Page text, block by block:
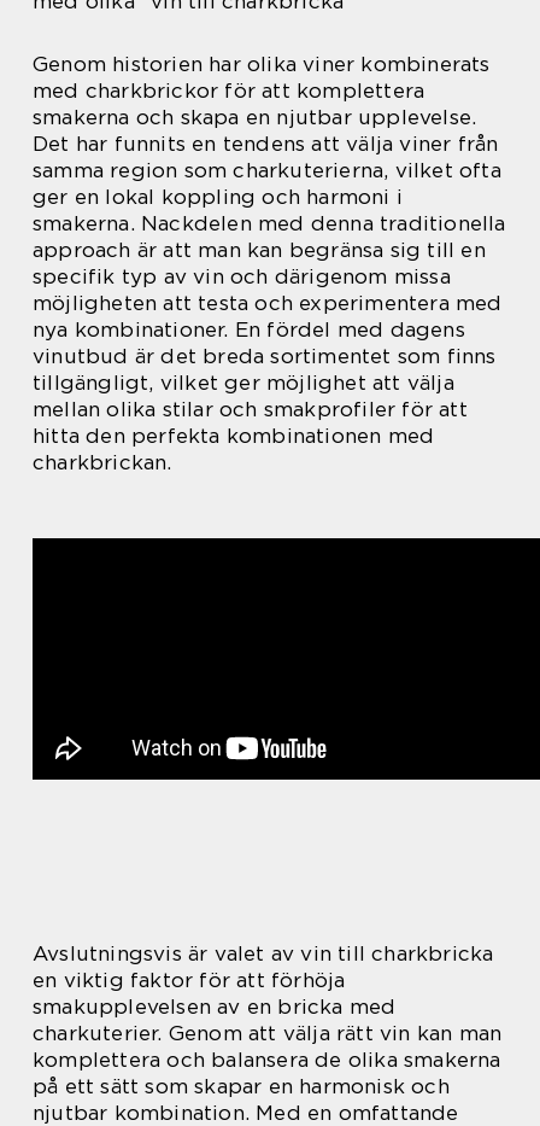
Genom historien har olika viner kombinerats
med charkbrickor för att komplettera
smakerna och skapa en njutbar upplevelse.
Det har funnits en tendens att välja viner från
samma region som charkuterierna, vilket ofta
ger en lokal koppling och harmoni i
smakerna. Nackdelen med denna traditionella
approach är att man kan begränsa sig till en
specifik typ av vin och därigenom missa
möjligheten att testa och experimentera med
nya kombinationer. En fördel med dagens
vinutbud är det breda sortimentet som finns
tillgängligt, vilket ger möjlighet att välja
mellan olika stilar och smakprofiler för att
hitta den perfekta kombinationen med
charkbrickan.
Avslutningsvis är valet av vin till charkbricka
en viktig faktor för att förhöja
smakupplevelsen av en bricka med
charkuterier. Genom att välja rätt vin kan man
komplettera och balansera de olika smakerna
på ett sätt som skapar en harmonisk och
njutbar kombination. Med en omfattande